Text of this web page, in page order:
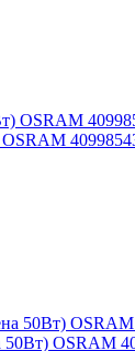
50Вт) OSRAM